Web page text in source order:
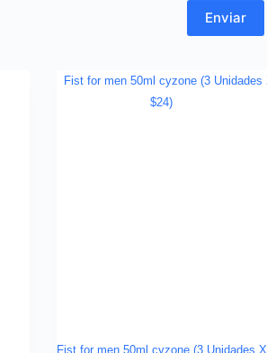
Enviar
Fist for men 50ml cyzone (3 Unidades X